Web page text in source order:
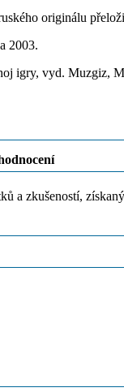
originálu
2003.
igry, vyd.
a zkušeností,